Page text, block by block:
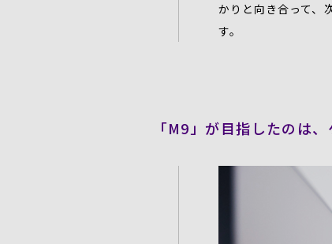
かりと向き合って、
す。
「M9」が目指したのは